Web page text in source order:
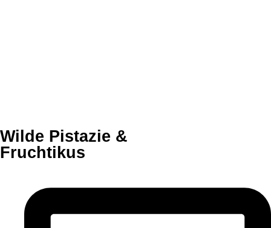
Wilde Pistazie &
Fruchtikus